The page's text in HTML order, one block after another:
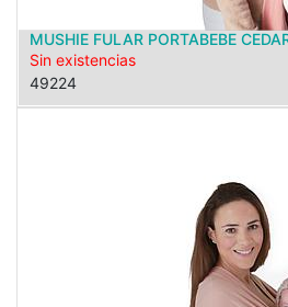
MUSHIE FULAR PORTABEBE
Sin existencias
49224